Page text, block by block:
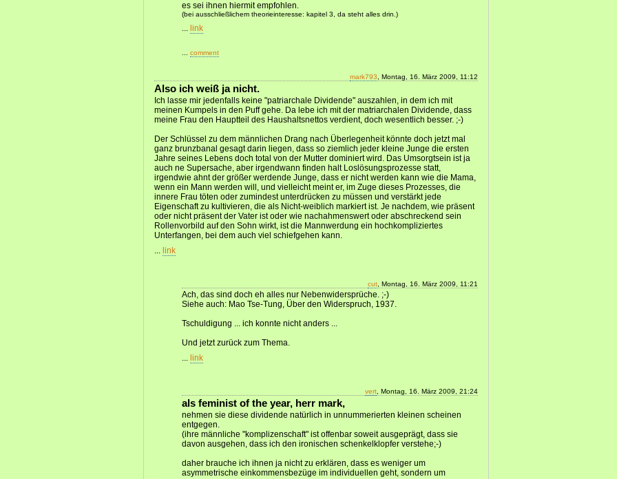
es sei ihnen hiermit empfohlen.
(bei ausschließlichem theorieinteresse: kapitel 3, da steht alles drin.)
... link
comment
mark793 , Montag, 16. März 2009, 11:12
Also ich weiß ja nicht.
Ich lasse mir jedenfalls keine "patriarchale Dividende" auszahlen, in dem ich mit
meinen Kumpels in den Puff gehe. Da lebe ich mit der matriarchalen Dividende, dass
meine Frau den Hauptteil des Haushaltsnettos verdient, doch wesentlich besser. ;-)
Der Schlüssel zu dem männlichen Drang nach Überlegenheit könnte doch jetzt mal
ganz brunzbanal gesagt darin liegen, dass so ziemlich jeder kleine Junge die ersten
Jahre seines Lebens doch total von der Mutter dominiert wird. Das Umsorgtsein ist ja
auch ne Supersache, aber irgendwann finden halt Loslösungsprozesse statt,
irgendwie ahnt der größer werdende Junge, dass er nicht werden kann wie die Mama,
wenn ein Mann werden will, und vielleicht meint er, im Zuge dieses Prozesses, die
innere Frau töten oder zumindest unterdrücken zu müssen und verstärkt jede
Eigenschaft zu kultivieren, die als Nicht-weiblich markiert ist. Je nachdem, wie präsent
oder nicht präsent der Vater ist oder wie nachahmenswert oder abschreckend sein
Rollenvorbild auf den Sohn wirkt, ist die Mannwerdung ein hochkompliziertes
Unterfangen, bei dem auch viel schiefgehen kann.
... link
cut , Montag, 16. März 2009, 11:21
Ach, das sind doch eh alles nur Nebenwidersprüche. ;-)
Siehe auch: Mao Tse-Tung, Über den Widerspruch, 1937.
Tschuldigung ... ich konnte nicht anders ...
Und jetzt zurück zum Thema.
... link
vert , Montag, 16. März 2009, 21:24
als feminist of the year, herr mark,
nehmen sie diese dividende natürlich in unnummerierten kleinen scheinen
entgegen.
(ihre männliche "komplizenschaft" ist offenbar soweit ausgeprägt, dass sie
davon ausgehen, dass ich den ironischen schenkelklopfer verstehe;-)
daher brauche ich ihnen ja nicht zu erklären, dass es weniger um
asymmetrische einkommensbezüge im individuellen geht, sondern um